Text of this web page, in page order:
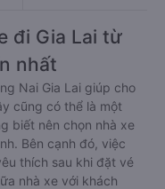
đi Gia Lai từ
nhất
Nai Gia Lai giúp cho
cũng có thể là một
biết nên chọn nhà xe
Bên cạnh đó, việc
thích sau khi đặt vé
nhà xe với khách